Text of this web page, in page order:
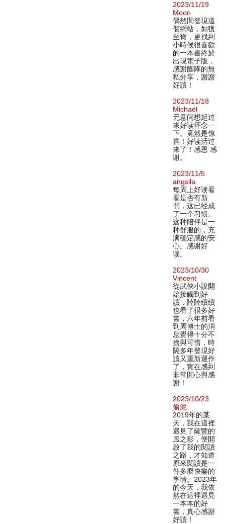
2023/11/19
Moon
偶然間發現這
個網站，如獲
至寶，更找到
小時候很喜歡
的一本書終於
出現電子版，
感謝團隊的無
私分享，謝謝
好讀！
2023/11/18
Michael
无意间想起过
来好读怀念一
下。竟然是惊
喜！好读活过
来了！感恩 感
谢。
2023/11/5
angsila
每周上好读看
看是否有新
书，这已经成
了一个习惯。
这种陪伴是一
种舒服的，充
满确定感的安
心。感谢好
读。
2023/10/30
Vincent
從武俠小說開
始接觸到好
讀，陸陸續續
也看了很多好
書，六年前看
到周博士的消
息覺得十分不
捨與可惜，時
隔多年發現好
讀又重新運作
了，實在感到
非常開心與感
謝！
2023/10/23
偷泥
2019年的某
天，我在這裡
遇見了薩豐的
風之影，便開
啟了我的閱讀
之路，才知道
原來閱讀是一
件多麼快樂的
事情。2023年
的今天，我依
然在這裡遇見
一本本的好
書，真心感謝
好讀！